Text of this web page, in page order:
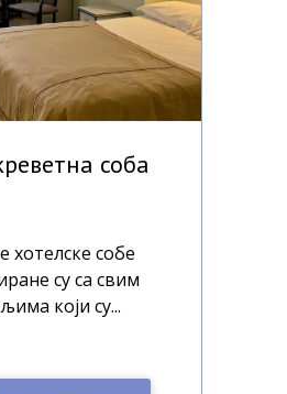
соба
хотелске собе
су са свим
који су...